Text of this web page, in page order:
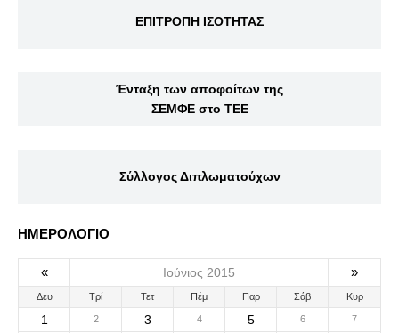
ΕΠΙΤΡΟΠΗ ΙΣΟΤΗΤΑΣ
Ένταξη των αποφοίτων της
ΣΕΜΦΕ στο ΤΕΕ
Σύλλογος Διπλωματούχων
ΗΜΕΡΟΛΟΓΙΟ
« Ιούνιος 2015 »
Δευ Τρί Τετ Πέμ Παρ Σάβ Κυρ
1 2 3 4 5 6 7